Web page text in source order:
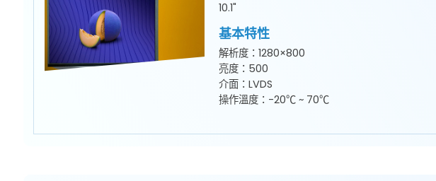
10.1"
基本特性
解析度：1280×800
亮度：500
介面：LVDS
操作溫度：-20℃ ~ 70℃